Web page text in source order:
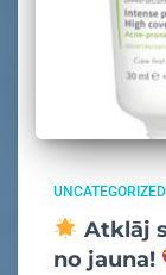
UNCATEGORIZED
Atklāj
no jauna!